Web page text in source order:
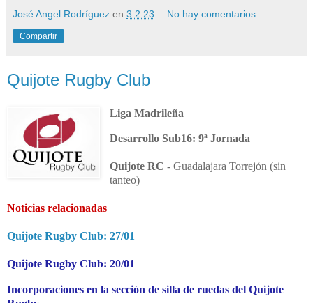
José Angel Rodríguez en 3.2.23 No hay comentarios:
Compartir
Quijote Rugby Club
Liga Madrileña
Desarrollo Sub16: 9ª Jornada
Quijote RC - Guadalajara Torrejón (sin
tanteo)
Noticias relacionadas
Quijote Rugby Club: 27/01
Quijote Rugby Club: 20/01
Incorporaciones en la sección de silla de ruedas del Quijote